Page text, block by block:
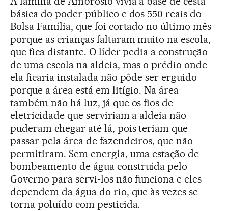
básica do poder público e dos 550 reais do
Bolsa Família, que foi cortado no último mês
porque as crianças faltaram muito na escola,
que fica distante. O líder pedia a construção
de uma escola na aldeia, mas o prédio onde
ela ficaria instalada não pôde ser erguido
porque a área está em litígio. Na área
também não há luz, já que os fios de
eletricidade que serviriam a aldeia não
puderam chegar até lá, pois teriam que
passar pela área de fazendeiros, que não
permitiram. Sem energia, uma estação de
bombeamento de água construída pelo
Governo para servi-los não funciona e eles
dependem da água do rio, que às vezes se
torna poluído com pesticida.